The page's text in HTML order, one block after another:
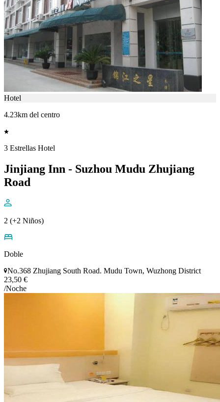
Hotel
4.23km del centro
3 Estrellas Hotel
Jinjiang Inn - Suzhou Mudu Zhujiang
Road
2 (+2 Niños)
Doble
No.368 Zhujiang South Road. Mudu Town, Wuzhong District
23,50 €
/Noche